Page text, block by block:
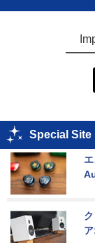
Special Site